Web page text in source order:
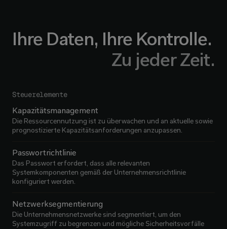
Zu jeder Zeit.
Steuerelemente
Kapazitätsmanagement
Die Ressourcennutzung ist zu überwachen und an aktuelle sowie
prognostizierte Kapazitätsanforderungen anzupassen.
Passwortrichtlinie
Das Passwort erfordert, dass alle relevanten
Systemkomponenten gemäß der Unternehmensrichtlinie
konfiguriert werden.
Netzwerksegmentierung
Die Unternehmensnetzwerke sind segmentiert, um den
Systemzugriff zu begrenzen und mögliche Sicherheitsvorfälle